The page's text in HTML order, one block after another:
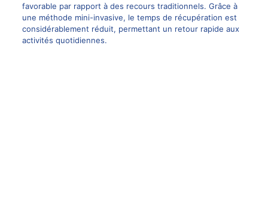
favorable par rapport à des recours traditionnels. Grâce à
une méthode mini-invasive, le temps de récupération est
considérablement réduit, permettant un retour rapide aux
activités quotidiennes.